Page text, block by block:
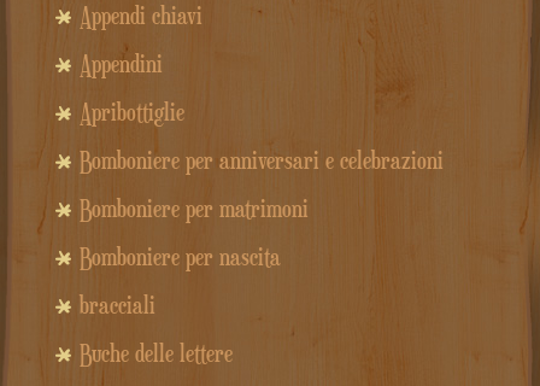
Appendi chiavi
Appendini
Apribottiglie
Bomboniere per anniversari e celebrazioni
Bomboniere per matrimoni
Bomboniere per nascita
bracciali
Buche delle lettere